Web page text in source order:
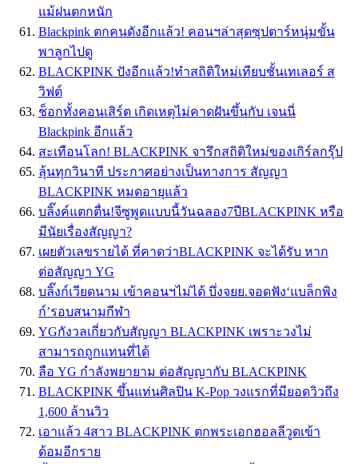
แม้ฝนตกหนัก
Blackpink ตกคนดังอีกแล้ว! คอนฯล่าสุดซุปตาร์หนุ่มขั้น
พาลูกไปดู
BLACKPINK ปังอีกแล้ว!ทำสถิติใหม่เทียบชั้นเทเลอร์ ส
วิฟต์
ช็อกทั้งคอนเสิร์ต เกิดเหตุไม่คาดฝันขึ้นกับ เจนนี่
Blackpink อีกเเล้ว
สะเทือนโลก! BLACKPINK จารึกสถิติใหม่ของเกิร์ลกรุ๊ป
ลุ้นทุกวินาที ประกาศอย่างเป็นทางการ สัญญา
BLACKPINK หมดอายุแล้ว
บลิ๊งค์แตกตื่น!จีซูพูดแบบนี้วันฉลอง7ปีBLACKPINK หรือ
มีนัยเรื่องสัญญา?
เผยตัวเลขรายได้ ที่คาดว่าBLACKPINK จะได้รับ หาก
ต่อสัญญา YG
บลิ๊งก์เวียดนาม เข้าคอนฯไม่ได้ บึ่งจยย.จอดฟัง‘แบล็กพิง
ก์’รอบสนามกีฬา
YGกังวลเกี่ยวกับสัญญา BLACKPINK เพราะวงไม่
สามารถถูกแทนที่ได้
ลือ YG กำลังพยายาม ต่อสัญญากับ BLACKPINK
BLACKPINK ขึ้นแท่นศิลปิน K-Pop วงแรกที่มียอดวิวถึง
1,600 ล้านวิว
เอาแล้ว 4สาว BLACKPINK ตกพระเอกฮอลลีวูดเข้า
ด้อมอีกราย